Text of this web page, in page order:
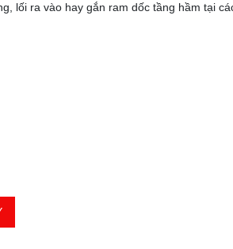
lối ra vào hay gắn ram dốc tầng hầm tại